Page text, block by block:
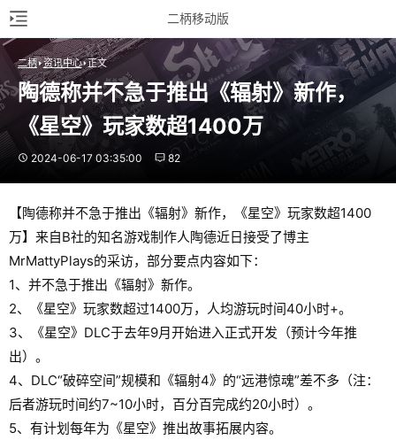
二柄移动版
二柄 资讯中心 正文
陶德称并不急于推出《辐射》新作，
《星空》玩家数超1400万
2024-06-17 03:35:00 82
【陶德称并不急于推出《辐射》新作，《星空》玩家数超1400
万】来自B社的知名游戏制作人陶德近日接受了博主
MrMattyPlays的采访，部分要点内容如下：
1、并不急于推出《辐射》新作。
2、《星空》玩家数超过1400万，人均游玩时间40小时+。
3、《星空》DLC于去年9月开始进入正式开发（预计今年推
出）。
4、DLC“破碎空间”规模和《辐射4》的“远港惊魂”差不多（注：
后者游玩时间约7~10小时，百分百完成约20小时）。
5、有计划每年为《星空》推出故事拓展内容。